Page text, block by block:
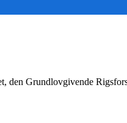
Grundlovgivende